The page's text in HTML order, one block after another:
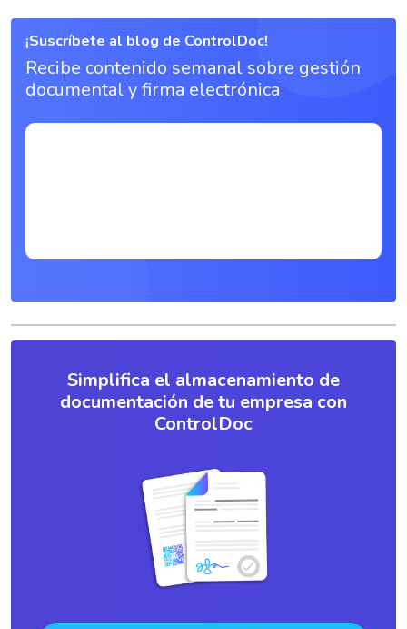
¡Suscríbete al blog de ControlDoc!
Recibe contenido semanal sobre gestión
documental y firma electrónica
Simplifica el almacenamiento de
documentación de tu empresa con
ControlDoc